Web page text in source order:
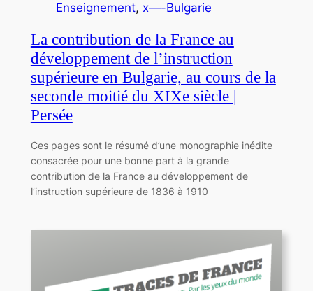
Enseignement, x—-Bulgarie
La contribution de la France au
développement de l’instruction
supérieure en Bulgarie, au cours de la
seconde moitié du XIXe siècle |
Persée
Ces pages sont le résumé d’une monographie inédite
consacrée pour une bonne part à la grande
contribution de la France au développement de
l’instruction supérieure de 1836 à 1910